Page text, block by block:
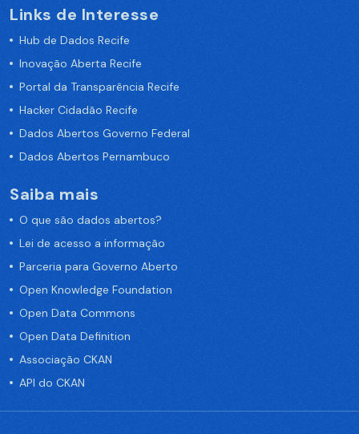
Links de Interesse
Hub de Dados Recife
Inovação Aberta Recife
Portal da Transparência Recife
Hacker Cidadão Recife
Dados Abertos Governo Federal
Dados Abertos Pernambuco
Saiba mais
O que são dados abertos?
Lei de acesso a informação
Parceria para Governo Aberto
Open Knowledge Foundation
Open Data Commons
Open Data Definition
Associação CKAN
API do CKAN